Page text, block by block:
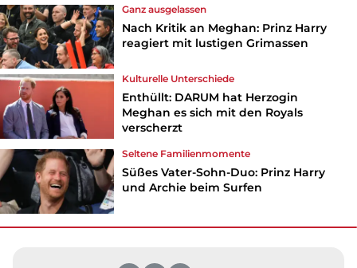
Ganz ausgelassen
Nach Kritik an Meghan: Prinz Harry
reagiert mit lustigen Grimassen
Kulturelle Unterschiede
Enthüllt: DARUM hat Herzogin
Meghan es sich mit den Royals
verscherzt
Seltene Familienmomente
Süßes Vater-Sohn-Duo: Prinz Harry
und Archie beim Surfen